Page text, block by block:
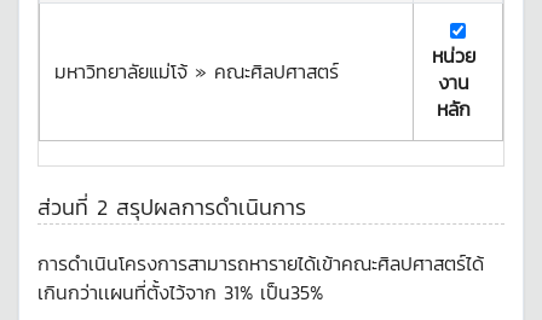
มหาวิทยาลัยแม่โจ้ » คณะศิลปศาสตร์
หน่วย
งาน
หลัก
ส่วนที่ 2 สรุปผลการดำเนินการ
การดำเนินโครงการสามารถหารายได้เข้าคณะศิลปศาสตร์ได้
เกินกว่าเเผนที่ตั้งไว้จาก 31% เป็น35%